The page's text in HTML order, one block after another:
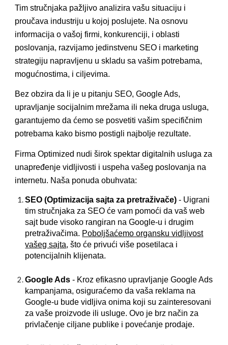
Tim stručnjaka pažljivo analizira vašu situaciju i
proučava industriju u kojoj poslujete. Na osnovu
informacija o vašoj firmi, konkurenciji, i oblasti
poslovanja, razvijamo jedinstvenu SEO i marketing
strategiju napravljenu u skladu sa vašim potrebama,
mogućnostima, i ciljevima.
Bez obzira da li je u pitanju SEO, Google Ads,
upravljanje socijalnim mrežama ili neka druga usluga,
garantujemo da ćemo se posvetiti vašim specifičnim
potrebama kako bismo postigli najbolje rezultate.
Firma Optimized nudi širok spektar digitalnih usluga za
unapređenje vidljivosti i uspeha vašeg poslovanja na
internetu. Naša ponuda obuhvata:
SEO (Optimizacija sajta za pretraživače) - Uigrani
tim stručnjaka za SEO će vam pomoći da vaš web
sajt bude visoko rangiran na Google-u i drugim
pretraživačima. Poboljšaćemo organsku vidljivost
vašeg sajta, što će privući više posetilaca i
potencijalnih klijenata.
Google Ads - Kroz efikasno upravljanje Google Ads
kampanjama, osiguraćemo da vaša reklama na
Google-u bude vidljiva onima koji su zainteresovani
za vaše proizvode ili usluge. Ovo je brz način za
privlačenje ciljane publike i povećanje prodaje.